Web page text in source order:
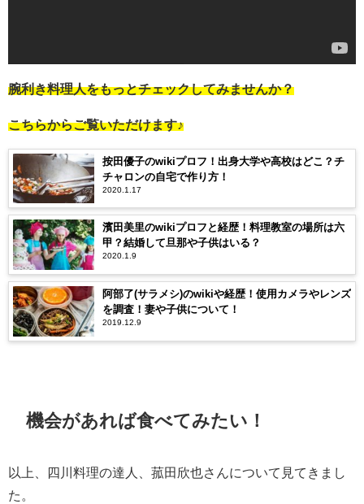
腕利き料理人をもっとチェックしてみませんか？
こちらからご覧いただけます♪
按田優子のwikiプロフ！出身大学や高校はどこ？チ
チャロンの自宅で作り方！
2020.1.17
濱田美里のwikiプロフと経歴！料理教室の場所は六
甲？結婚して旦那や子供はいる？
2020.1.9
阿部了(サラメシ)のwikiや経歴！使用カメラやレンズ
を調査！妻や子供について！
2019.12.9
機会があれば食べてみたい！
以上、四川料理の達人、菰田欣也さんについて見てきまし
た。